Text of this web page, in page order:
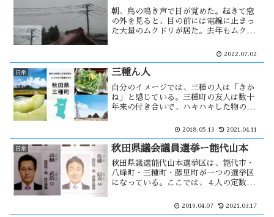
朝、鳥の鳴き声で目が覚めた。起きて窓
の外を見ると、目の前には電線に止まっ
た大量のムクドリが居た。去年もムクド
えた感じがする。地球温暖化で、能代も
うか？ムクドリは益鳥とされている
2022.07.02
日常 三種ん人
自分のイメージでは、三種の人は「きか
ね」と感じている。三種町の友人は数十
年来の付き合いで、ハキハキした物の言
ノを感じた。彼は、消息不明になってい
じた。
2018.05.13 2021.04.11
日常 秋田県議会議員選挙ー能代山本
秋田県議選能代山本選挙区は、能代市・
八峰町・三種町・藤里町が一つの選挙区
になっている。ここでは、４人の定数に
「少数激戦」でも何か盛り上がりに欠け
2019.04.07 2021.03.17